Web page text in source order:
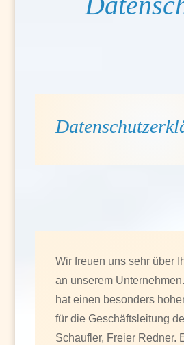
Wir freuen uns sehr über
an unserem
hat einen besonders
für die Geschäftsleitung
Schaufler, Freier Redner.